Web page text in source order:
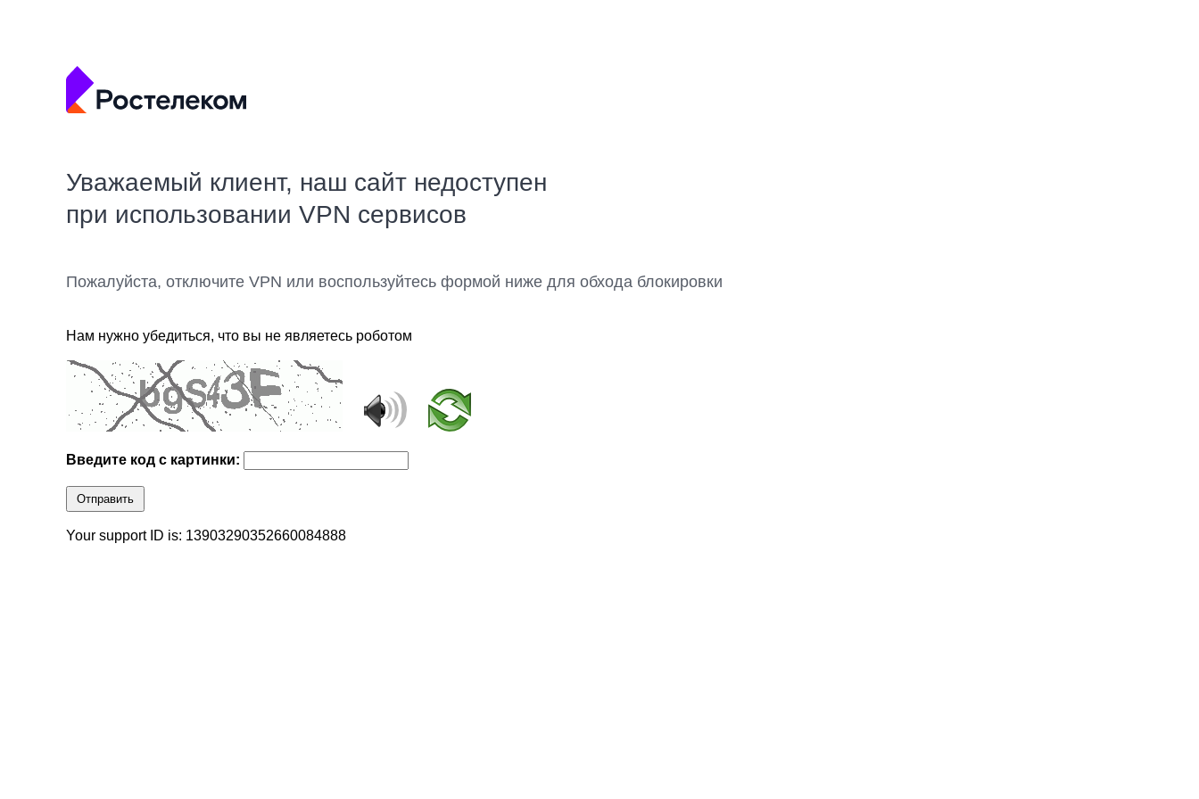
Уважаемый клиент, наш сайт недоступен
при использовании VPN сервисов
Пожалуйста, отключите VPN или воспользуйтесь формой ниже для обхода блокировки
Нам нужно убедиться, что вы не являетесь роботом
Введите код с картинки:
Отправить
Your support ID is: 13903290352660084888